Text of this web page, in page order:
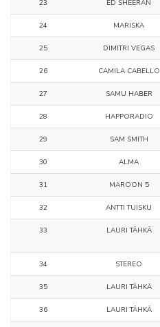
23 ED SHEERAN
24 MARISKA
25 DIMITRI VEGAS
26 CAMILA CABELLO
27 SAMU HABER
28 HAPPORADIO
29 SAM SMITH
30 ALMA
31 MAROON 5
32 ANTTI TUISKU
33 LAURI TÄHKÄ
34 STEREO
35 LAURI TÄHKÄ
36 LAURI TÄHKÄ